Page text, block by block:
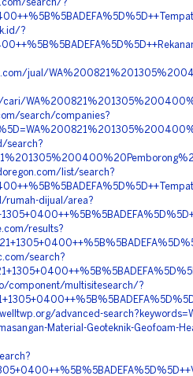
search/?
?
jual/
search/companies?
search?
list/search?
rumah-dijual/area?
results?
search?
component/multisitesearch/?
advanced-
Material-Geoteknik-Geofoam-